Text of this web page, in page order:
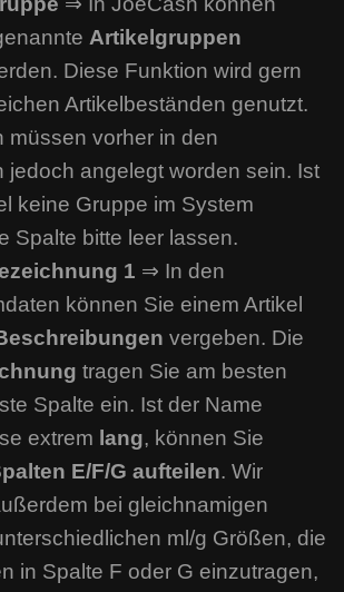
Artikelgruppen
Diese Funktion wird gern
Artikelbeständen genutzt.
müssen vorher in den
jedoch angelegt worden sein. Ist
keine Gruppe im System
Spalte bitte leer lassen.
1 ⇒ In den
können Sie einem Artikel
vergeben. Die
tragen Sie am besten
Spalte ein. Ist der Name
extrem lang, können Sie
E/F/G aufteilen. Wir
bei gleichnamigen
ml/g Größen, die
in Spalte F oder G einzutragen,